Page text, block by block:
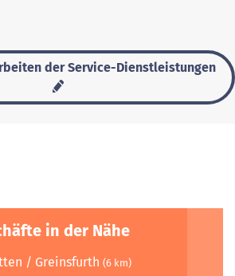
der Service-Dienstleistungen
in der Nähe
/ Greinsfurth (6 km)